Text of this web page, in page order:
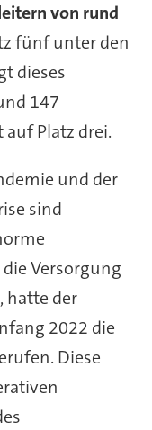
von rund
fünf unter den
dieses
147
Platz drei.
und der
sind
Versorgung
hatte der
2022 die
Diese